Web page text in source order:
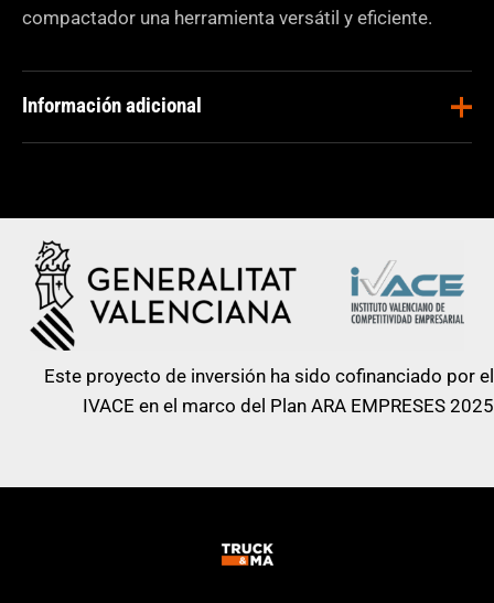
compactador una herramienta versátil y eficiente.
Información adicional
operativa
Aplicaciones Construcción
Ancho de
rodadura
Fuerza de
25 kN
Este proyecto de inversión ha sido cofinanciado por el
IVACE en el marco del Plan ARA EMPRESES 2025